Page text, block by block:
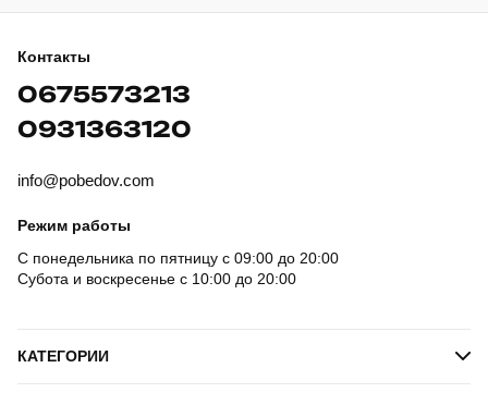
Контакты
0675573213
0931363120
info@pobedov.com
Режим работы
С понедельника по пятницу с 09:00 до 20:00
Субота и воскресенье с 10:00 до 20:00
КАТЕГОРИИ